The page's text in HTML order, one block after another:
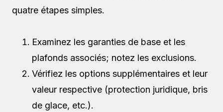
quatre étapes simples.
Examinez les garanties de base et les
plafonds associés; notez les exclusions.
Vérifiez les options supplémentaires et leur
valeur respective (protection juridique, bris
de glace, etc.).